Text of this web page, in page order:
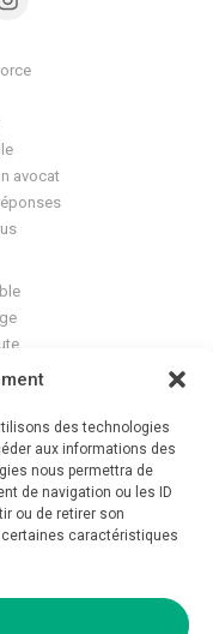
des technologies
aux informations des
nous permettra de
de navigation ou les ID
ou de retirer son
caractéristiques
avocat